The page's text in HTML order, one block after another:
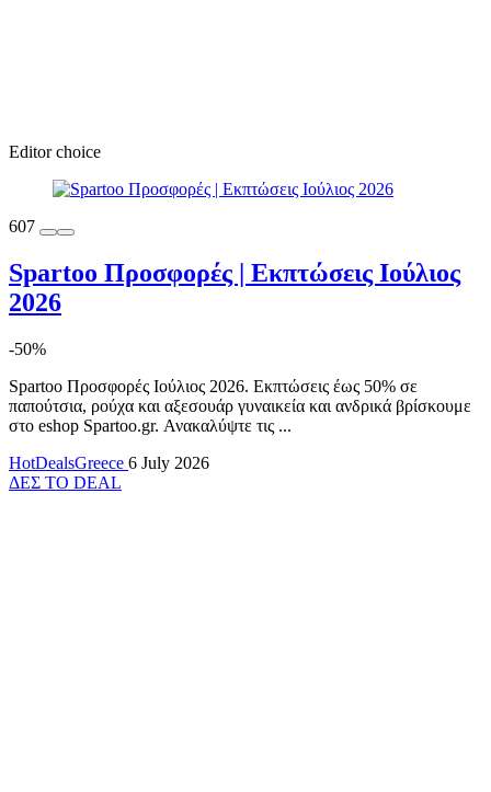
Editor choice
607
Spartoo Προσφορές | Εκπτώσεις Ιούλιος
2026
-50%
Spartoo Προσφορές Ιούλιος 2026. Εκπτώσεις έως 50% σε
παπούτσια, ρούχα και αξεσουάρ γυναικεία και ανδρικά βρίσκουμε
στο eshop Spartoo.gr. Ανακαλύψτε τις ...
HotDealsGreece 6 July 2026
ΔΕΣ ΤΟ DEAL